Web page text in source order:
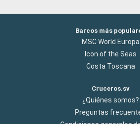
Barcos más
MSC World Europa
Icon of the Seas
Costa Toscana
Cruceros.sv
¿Quiénes somos?
Preguntas